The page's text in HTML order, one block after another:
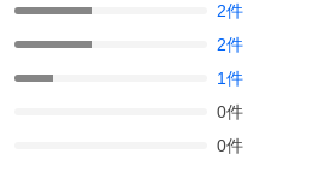
2件
2件
1件
0件
0件